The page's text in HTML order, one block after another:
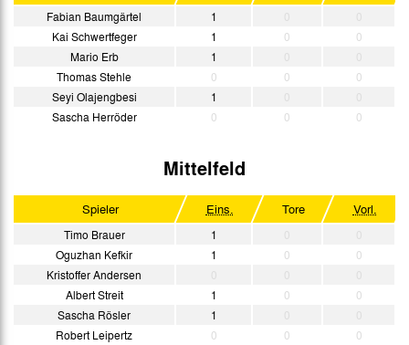
Fabian Baumgärtel 1
Kai Schwertfeger
1 0
0
Mario Erb
1
Thomas Stehle
0 0
0
Seyi Olajengbesi
1
Sascha Herröder
0 0 0
Mittelfeld
Spieler Eins. Tore Vorl.
Timo Brauer 1
Oguzhan Kefkir
1 0
0
Kristoffer Andersen
Albert Streit
1 0
0
Sascha Rösler
1
Robert Leipertz
0 0
0